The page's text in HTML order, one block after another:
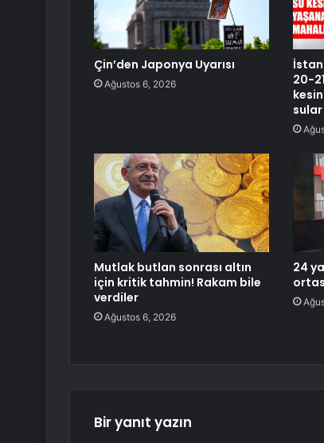
Çin’den Japonya Uyarısı
Ağustos 6, 2026
20-
Mutlak butlan sonrası altın
için kritik tahmin! Rakam bile
verdiler
Ağustos 6, 2026
24
Bir yanıt yazın